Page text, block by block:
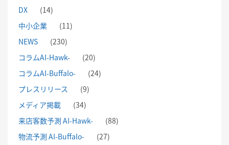
DX
(14)
中小企業
(11)
NEWS
(230)
コラムAI-Hawk-
(20)
コラムAI-Buffalo-
(24)
プレスリリース
(9)
メディア掲載
(34)
来店客数予測 AI-Hawk-
(88)
物流予測 AI-Buffalo-
(27)